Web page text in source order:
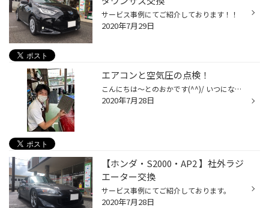
サービス事例にてご紹介しております！！
2020年7月29日
エアコンと空気圧の点検！
こんにちは～とのおかです(^^)/ いつになったら晴れるのでしょうか・・(*_*; ゴルフもその他のやりたいこともこの天気だと行くに行けず・・この時期でもあるのでダブルパンチで どこえも行けませんね(:_;) でも車はほぼ毎日乗られると思います、暑い時にはエアコンは大体使います！！ フィルターの...
2020年7月28日
【ホンダ・S2000・AP2 】社外ラジ
エーター交換
サービス事例にてご紹介しております。
2020年7月28日